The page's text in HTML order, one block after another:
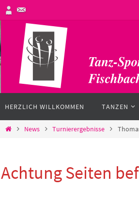
Zum
Inhalt
springen
Inhalt
HERZLICH WILLKOMMEN TANZEN
StartNews Turnierergebnisse
Achtung Seiten